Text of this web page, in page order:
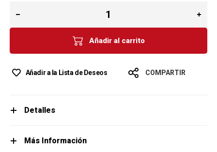
Añadir al carrito
Añadir a la Lista de Deseos COMPARTIR
Detalles
Más Información